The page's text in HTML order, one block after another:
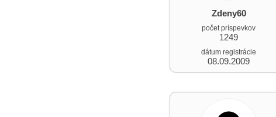
Zdeny60
počet príspevkov
1249
dátum registrácie
08.09.2009